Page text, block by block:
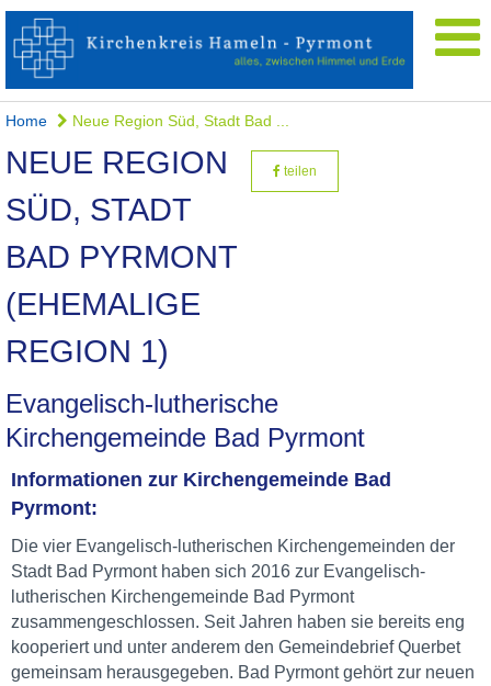
Home Neue Region Süd, Stadt Bad ...
NEUE REGION
SÜD, STADT
BAD PYRMONT
(EHEMALIGE
REGION 1)
teilen
Evangelisch-lutherische
Kirchengemeinde Bad Pyrmont
Informationen zur Kirchengemeinde Bad
Pyrmont:
Die vier Evangelisch-lutherischen Kirchengemeinden der
Stadt Bad Pyrmont haben sich 2016 zur Evangelisch-
lutherischen Kirchengemeinde Bad Pyrmont
zusammengeschlossen. Seit Jahren haben sie bereits eng
kooperiert und unter anderem den Gemeindebrief Querbet
gemeinsam herausgegeben. Bad Pyrmont gehört zur neuen